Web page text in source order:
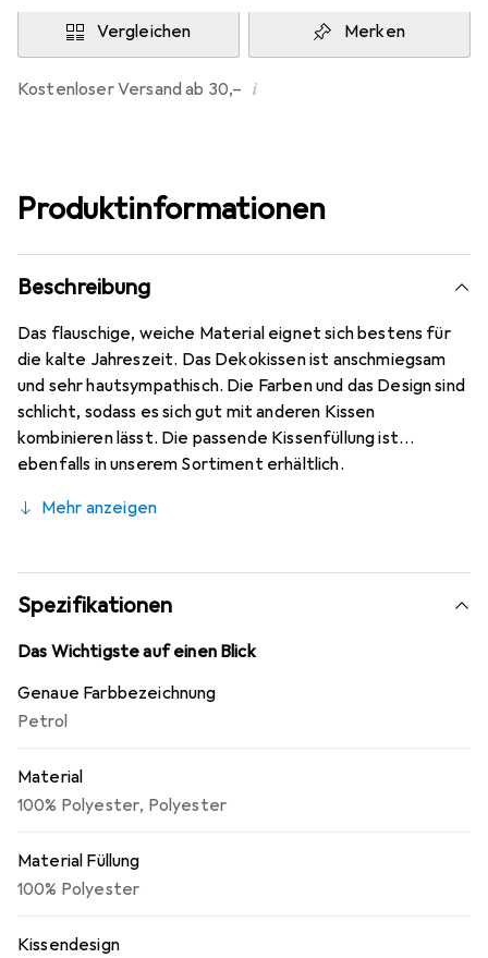
Vergleichen Merken
Kostenloser Versand ab 30,– i
Produktinformationen
Beschreibung
Das flauschige, weiche Material eignet sich bestens für
die kalte Jahreszeit. Das Dekokissen ist anschmiegsam
und sehr hautsympathisch. Die Farben und das Design sind
schlicht, sodass es sich gut mit anderen Kissen
kombinieren lässt. Die passende Kissenfüllung ist
ebenfalls in unserem Sortiment erhältlich.
Mehr anzeigen
Spezifikationen
Das Wichtigste auf einen Blick
Genaue Farbbezeichnung
Petrol
Material
100% Polyester, Polyester
Material Füllung
100% Polyester
Kissendesign